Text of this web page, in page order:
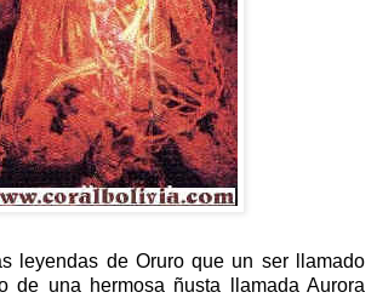
leyendas de Oruro que un ser llamado
de una hermosa ñusta llamada Aurora